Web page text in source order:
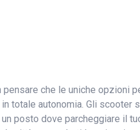
pensare che le uniche opzioni
totale autonomia. Gli
posto dove parcheggiare il